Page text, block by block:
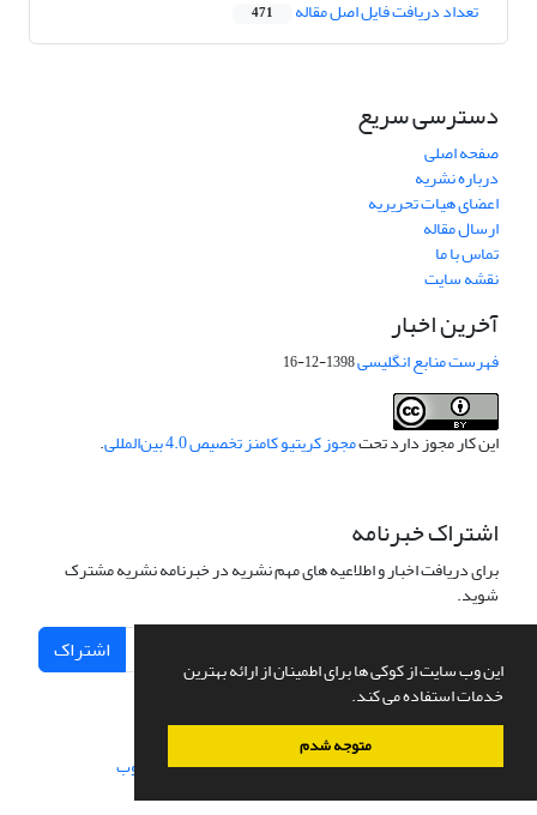
این وب سایت از کوکی ها برای اطمینان از ارائه بهترین
خدمات استفاده می کند.
متوجه شدم
تعداد دریافت فایل اصل مقاله 471
دسترسی سریع
صفحه اصلی
درباره نشریه
اعضای هیات تحریریه
ارسال مقاله
تماس با ما
نقشه سایت
آخرین اخبار
فهرست منابع انگلیسی1398-12-16
این کار مجوز دارد تحتمجوز کریتیو کامنز تخصیص 4.0 بین‌المللی .
اشتراک خبرنامه
برای دریافت اخبار و اطلاعیه های مهم نشریه در خبرنامه نشریه مشترک
شوید.
اشتراک
سامانه مدیریت نشریات علمی.طراحی و پیاده سازی از سیناوب